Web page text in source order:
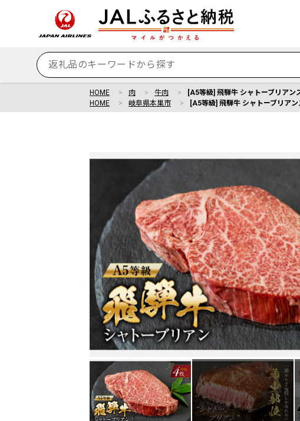
HOME 肉 牛肉
[A5等級] 飛騨牛 シャトーブリアン
HOME
岐阜県本巣市 [A5等級] 飛騨牛 シャトーブリア